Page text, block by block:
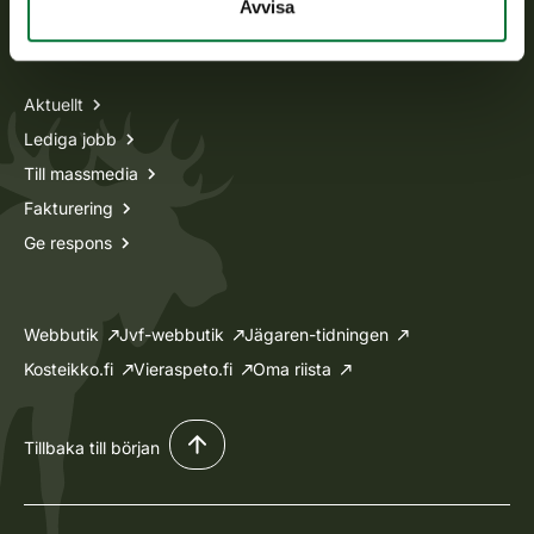
Avvisa
Information om oss
Aktuellt
Lediga jobb
Till massmedia
Fakturering
Ge respons
Webbutik Jvf-webbutik
Jägaren-tidningen
Kosteikko.fi
Vieraspeto.fi Oma riista
Tillbaka till början